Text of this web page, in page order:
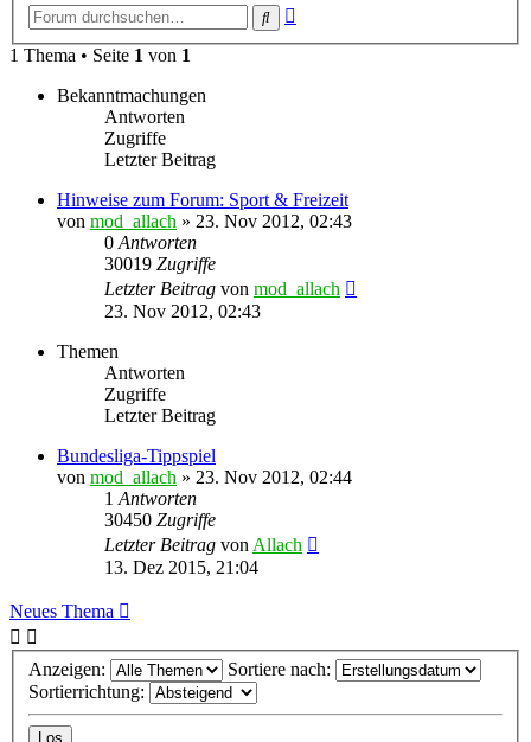
Suche
1 Thema • Seite 1 von 1
Bekanntmachungen
Antworten
Zugriffe
Letzter Beitrag
Hinweise zum Forum: Sport & Freizeit
von mod_allach » 23. Nov 2012, 02:43
0Antworten
30019 Zugriffe
Letzter Beitrag von mod_allach
23. Nov 2012, 02:43
Themen
Antworten
Zugriffe
Letzter Beitrag
Bundesliga-Tippspiel
von mod_allach » 23. Nov 2012, 02:44
1Antworten
30450 Zugriffe
Letzter Beitrag vonAllach
13. Dez 2015, 21:04
Neues Thema
Anzeigen:
Sortiere nach:
Sortierrichtung: